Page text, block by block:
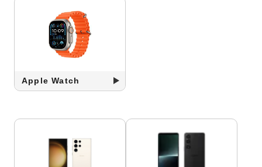
Apple Watch